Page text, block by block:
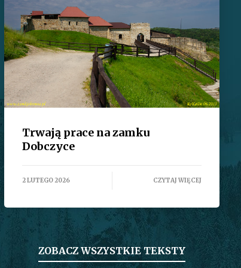
Trwają prace na zamku
Dobczyce
2 LUTEGO 2026 CZYTAJ WIĘCEJ
ZOBACZ WSZYSTKIE TEKSTY